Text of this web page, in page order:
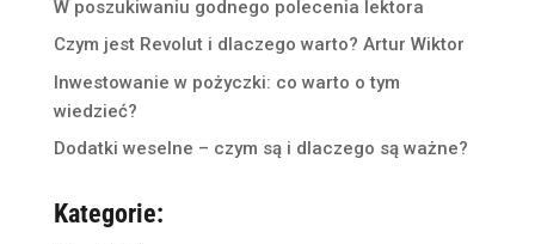
W poszukiwaniu godnego polecenia lektora
Czym jest Revolut i dlaczego warto? Artur Wiktor
Inwestowanie w pożyczki: co warto o tym
wiedzieć?
Dodatki weselne – czym są i dlaczego są ważne?
Kategorie: